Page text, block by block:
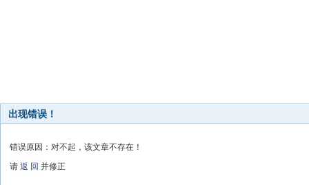
出现错误！
错误原因：对不起，该文章不存在！
请 返 回 并修正